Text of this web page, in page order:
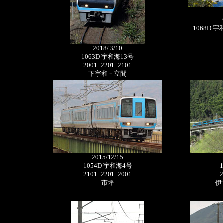
2018/ 3/10
1063D 宇和海13号
2001+2201+2101
下宇和－立間
1068D 宇
2015/12/15
1054D 宇和海4号
2101+2201+2001
市坪
伊